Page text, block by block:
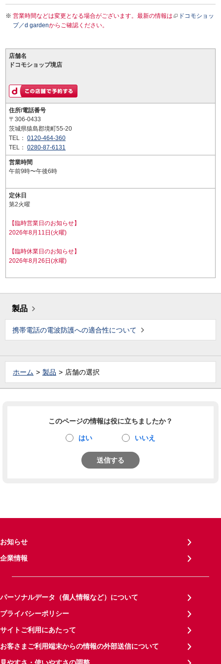
営業時間などは変更となる場合がございます。最新の情報は
ドコモショッ
プ／d gardenからご確認ください。
店舗名
ドコモショップ境店
住所/電話番号
〒306-0433
茨城県猿島郡境町55-20
TEL： 0120-464-360
TEL： 0280-87-6131
営業時間
午前9時〜午後6時
定休日
第2火曜
【臨時営業日のお知らせ】
2026年8月11日(火曜)
【臨時休業日のお知らせ】
2026年8月26日(水曜)
製品
携帯電話の電波防護への適合性について
ホーム 製品 店舗の選択
このページの情報は役に立ちましたか？
はい いいえ
送信する
お知らせ
企業情報
パーソナルデータ（個人情報など）について
プライバシーポリシー
サイトご利用にあたって
お客さまご利用端末からの情報の外部送信について